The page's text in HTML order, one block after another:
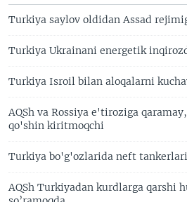
Turkiya saylov oldidan Assad
Turkiya Ukrainani energetik
Turkiya Isroil bilan aloqalarni
AQSh va Rossiya e'tiroziga
qo'shin kiritmoqchi
Turkiya bo'g'ozlarida neft
AQSh Turkiyadan kurdlarga qarshi